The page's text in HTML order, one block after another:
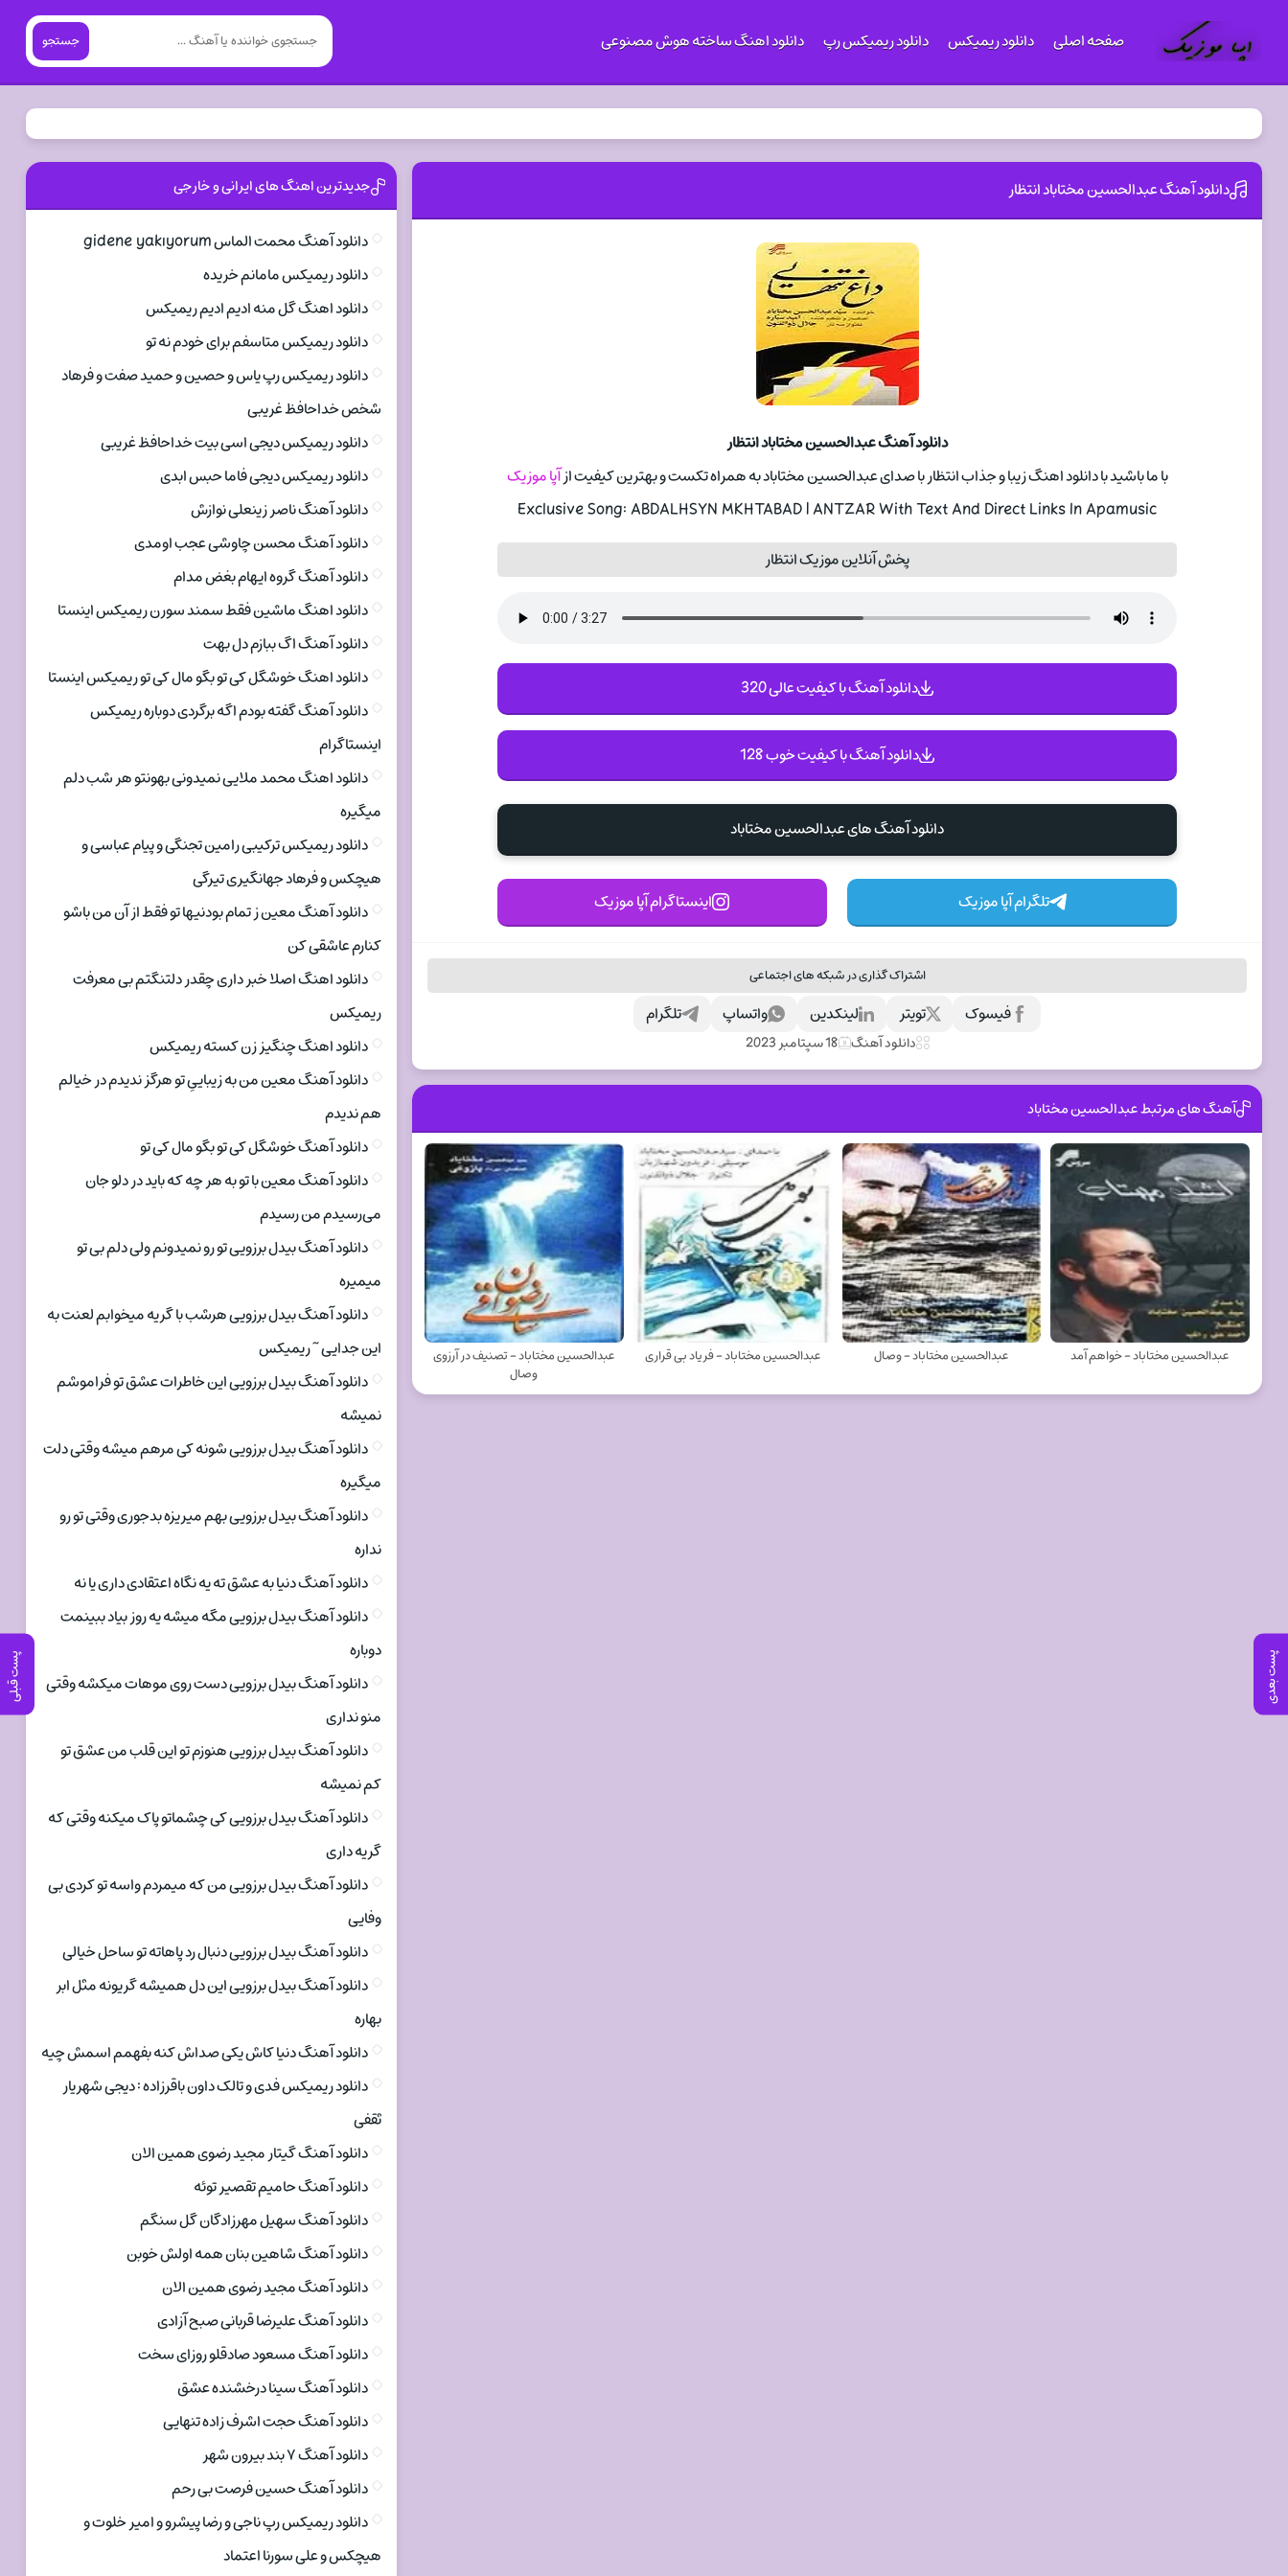
صفحه اصلی دانلود ریمیکس دانلود ریمیکس رپ دانلود اهنگ ساخته هوش مصنوعی جستجو
پست بعدی پست قبلی
دانلود آهنگ عبدالحسین مختاباد انتظار
دانلود آهنگ عبدالحسین مختاباد انتظار
با ما باشید با دانلود اهنگ زیبا و جذاب انتظار با صدای عبدالحسین مختاباد به همراه تکست و بهترین کیفیت ازآپا موزیک
Exclusive Song: ABDALHSYN MKHTABAD | ANTZAR With Text And Direct Links In Apamusic
پخش آنلاین موزیک انتظار
دانلود آهنگ با کیفیت عالی 320
دانلود آهنگ با کیفیت خوب 128
دانلود آهنگ های عبدالحسین مختاباد
تلگرام آپا موزیک اینستاگرام آپا موزیک
اشتراک گذاری در شبکه های اجتماعی
تلگرام واتساپ لینکدین تویتر فیسوک
دانلود آهنگ 18 سپتامبر 2023
آهنگ های مرتبط عبدالحسین مختاباد
عبدالحسین مختاباد - خواهم آمد عبدالحسین مختاباد - وصال عبدالحسین مختاباد - فریاد بی قراری
عبدالحسین مختاباد - تصنیف در آرزوی
وصال
جدیدترین اهنگ های ایرانی و خارجی
دانلود آهنگ محمت الماس gidene yakıyorum
دانلود ریمیکس مامانم خریده
دانلود اهنگ گل منه ادیم ادیم ریمیکس
دانلود ریمیکس متاسفم برای خودم نه تو
دانلود ریمیکس رپ یاس و حصین و حمید صفت و فرهاد
شخص خداحافظ غریبی
دانلود ریمیکس دیجی اسی بیت خداحافظ غریبی
دانلود ریمیکس دیجی فاما حبس ابدی
دانلود آهنگ ناصر زینعلی نوازش
دانلود آهنگ محسن چاوشی عجب اومدی
دانلود آهنگ گروه ایهام بغض مدام
دانلود اهنگ ماشین فقط سمند سورن ریمیکس اینستا
دانلود آهنگ اگ ببازم دل بهت
دانلود اهنگ خوشگل کی تو بگو مال کی تو ریمیکس اینستا
دانلود آهنگ گفته بودم اگه برگردی دوباره ریمیکس
اینستاگرام
دانلود اهنگ محمد ملایی نمیدونی بهونتو هر شب دلم
میگیره
دانلود ریمیکس ترکیبی رامین تجنگی و پیام عباسی و
هیچکس و فرهاد جهانگیری تیرگی
دانلود آهنگ معین ز تمام بودنیها تو فقط از آن من باشو
کنارم عاشقی کن
دانلود اهنگ اصلا خبر داری چقدر دلتنگتم بی معرفت
ریمیکس
دانلود اهنگ چنگیز زن کسته ریمیکس
دانلود آهنگ معین من به زیباییِ تو هرگز ندیدم در خیالم
هم ندیدم
دانلود آهنگ خوشگل کی تو بگو مال کی تو
دانلود آهنگ معین با تو به هر چه که باید در دلو جان
می‌رسیدم من رسیدم
دانلود آهنگ بیدل برزویی تو رو نمیدونم ولی دلم بی تو
میمیره
دانلود آهنگ بیدل برزویی هرشب با گریه میخوابم لعنت به
این جدایی ~ ریمیکس
دانلود آهنگ بیدل برزویی این خاطرات عشق تو فراموشم
نمیشه
دانلود آهنگ بیدل برزویی شونه کی مرهم میشه وقتی دلت
میگیره
دانلود آهنگ بیدل برزویی بهم میریزه بدجوری وقتی تو رو
نداره
دانلود آهنگ دنیا به عشق ته یه نگاه اعتقادی داری یا نه
دانلود آهنگ بیدل برزویی مگه میشه یه روز بیاد ببینمت
دوباره
دانلود آهنگ بیدل برزویی دست روی موهات میکشه وقتی
منو نداری
دانلود آهنگ بیدل برزویی هنوزم تو این قلب من عشق تو
کم نمیشه
دانلود آهنگ بیدل برزویی کی چشماتو پاک میکنه وقتی که
گریه داری
دانلود آهنگ بیدل برزویی من که میمردم واسه تو کردی بی
وفایی
دانلود آهنگ بیدل برزویی دنبال رد پاهاته تو ساحل خیالی
دانلود آهنگ بیدل برزویی این دل همیشه گریونه مثل ابر
بهاره
دانلود آهنگ دنیا کاش یکی صداش کنه بفهمم اسمش چیه
دانلود ریمیکس فدی و تالک داون باقرزاده : دیجی شهریار
ثقفی
دانلود آهنگ گیتار مجید رضوی همین الان
دانلود آهنگ حامیم تقصیر توئه
دانلود آهنگ سهیل مهرزادگان گل سنگم
دانلود آهنگ شاهین بنان همه اولش خوبن
دانلود آهنگ مجید رضوی همین الان
دانلود آهنگ علیرضا قربانی صبح آزادی
دانلود آهنگ مسعود صادقلو روزای سخت
دانلود آهنگ سینا درخشنده عشق
دانلود آهنگ حجت اشرف زاده تنهایی
دانلود آهنگ ۷ بند بیرون شهر
دانلود آهنگ حسین فرصت بی رحم
دانلود ریمیکس رپ ناجی و رضا پیشرو و امیر خلوت و
هیچکس و علی سورنا اعتماد